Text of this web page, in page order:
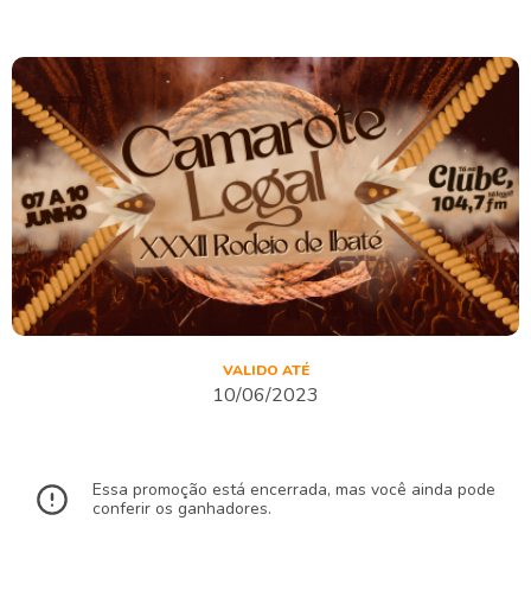
VALIDO ATÉ
10/06/2023
Essa promoção está encerrada, mas você ainda pode
conferir os ganhadores.